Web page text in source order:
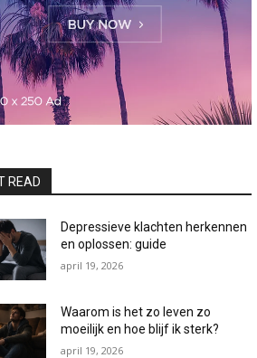
READ
Depressieve klachten herkennen
en oplossen: guide
april 19, 2026
Waarom is het zo leven zo
moeilijk en hoe blijf ik sterk?
april 19, 2026